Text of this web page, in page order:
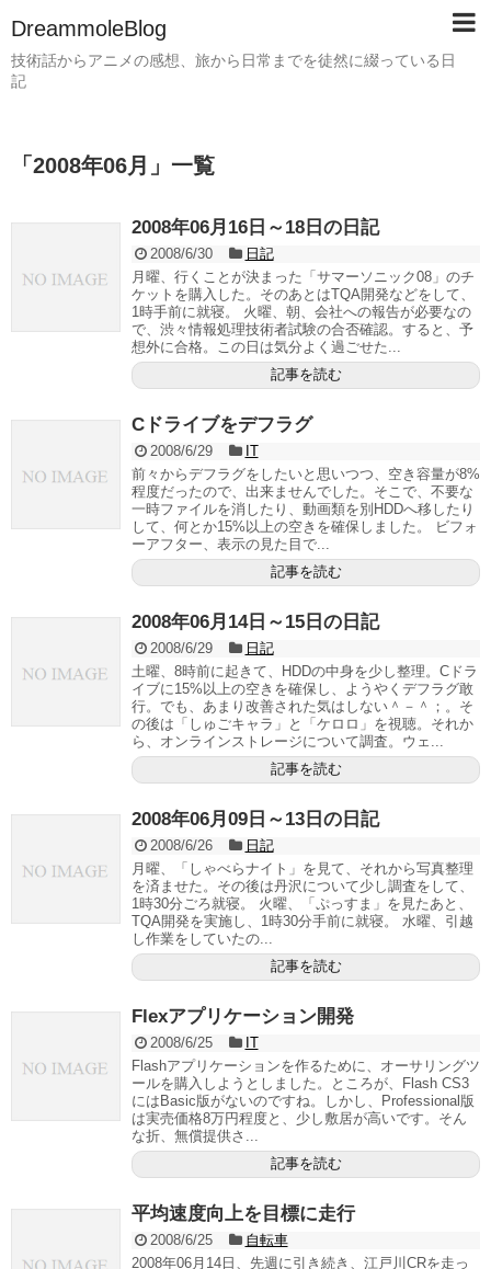
DreammoleBlog
技術話からアニメの感想、旅から日常までを徒然に綴っている日
記
「 2008年06月 」 一覧
2008年06月16日～18日の日記
2008/6/30
日記
月曜、行くことが決まった「サマーソニック08」のチ
ケットを購入した。そのあとはTQA開発などをして、
1時手前に就寝。 火曜、朝、会社への報告が必要なの
で、渋々情報処理技術者試験の合否確認。すると、予
想外に合格。この日は気分よく過ごせた...
記事を読む
Cドライブをデフラグ
2008/6/29
IT
前々からデフラグをしたいと思いつつ、空き容量が8%
程度だったので、出来ませんでした。そこで、不要な
一時ファイルを消したり、動画類を別HDDへ移したり
して、何とか15%以上の空きを確保しました。 ビフォ
ーアフター、表示の見た目で...
記事を読む
2008年06月14日～15日の日記
2008/6/29
日記
土曜、8時前に起きて、HDDの中身を少し整理。Cドラ
イブに15%以上の空きを確保し、ようやくデフラグ敢
行。でも、あまり改善された気はしない＾－＾；。そ
の後は「しゅごキャラ」と「ケロロ」を視聴。それか
ら、オンラインストレージについて調査。ウェ...
記事を読む
2008年06月09日～13日の日記
2008/6/26
日記
月曜、「しゃべらナイト」を見て、それから写真整理
を済ませた。その後は丹沢について少し調査をして、
1時30分ごろ就寝。 火曜、「ぷっすま」を見たあと、
TQA開発を実施し、1時30分手前に就寝。 水曜、引越
し作業をしていたの...
記事を読む
Flexアプリケーション開発
2008/6/25
IT
Flashアプリケーションを作るために、オーサリングツ
ールを購入しようとしました。ところが、Flash CS3
にはBasic版がないのですね。しかし、Professional版
は実売価格8万円程度と、少し敷居が高いです。そん
な折、無償提供さ...
記事を読む
平均速度向上を目標に走行
2008/6/25
自転車
2008年06月14日、先週に引き続き、江戸川CRを走っ